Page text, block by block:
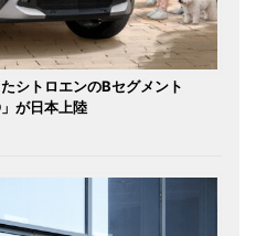
シトロエンのBセグメント
が日本上陸